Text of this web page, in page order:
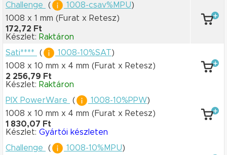
Challenge ( 1008-csav%MPU)
1008 x 1 mm (Furat x Retesz)
172,72 Ft
Készlet: Raktáron
Sati****
( 1008-10%SAT)
1008 x 10 mm x 4 mm (Furat x Retesz)
2 256,79 Ft
Készlet: Raktáron
PIX PowerWare
( 1008-10%PPW)
1008 x 10 mm x 4 mm (Furat x Retesz)
1 830,07 Ft
Készlet: Gyártói készleten
Challenge
( 1008-10%MPU)